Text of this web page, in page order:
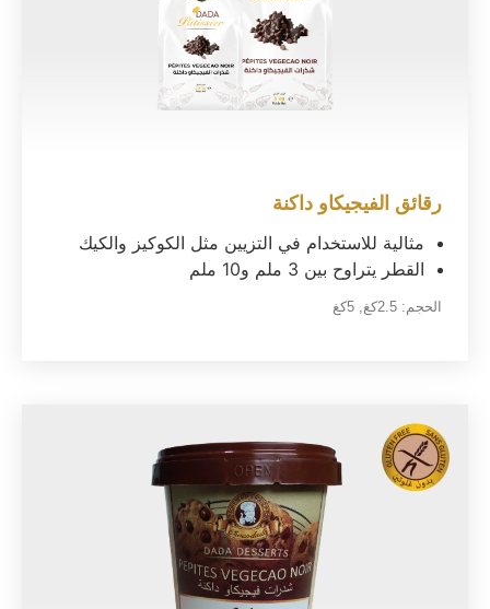
رقائق الفيجيكاو داكنة
مثالية للاستخدام في التزيين مثل الكوكيز والكيك
القطر يتراوح بين 3 ملم و10 ملم
الحجم: 2.5كغ , 5كغ